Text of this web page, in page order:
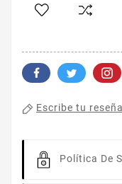
Escribe tu reseña
Política De